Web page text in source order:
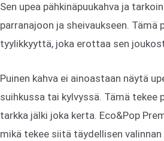
Sen upea pähkinäpuukahva ja
parranajoon ja sheivaukseen.
tyylikkyyttä, joka erottaa sen
Puinen kahva ei ainoastaan näytä
suihkussa tai kylvyssä. Tämä
tarkka jälki joka kerta. Eco&Pop
mikä tekee siitä täydellisen